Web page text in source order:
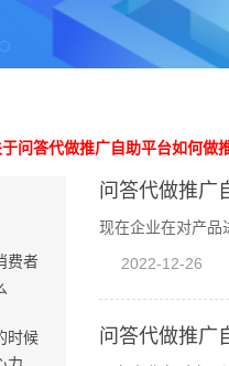
问答代做推广自助平台如何做
费者
时候
问答代做推广
现在企业在对产品
2022-12-26
问答代做推广